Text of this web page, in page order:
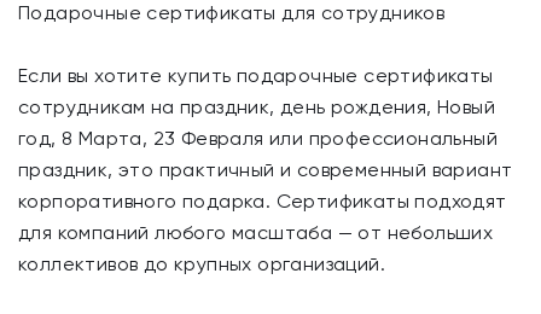
Подарочные сертификаты для сотрудников
Если вы хотите купить подарочные сертификаты
сотрудникам на праздник, день рождения, Новый
год, 8 Марта, 23 Февраля или профессиональный
праздник, это практичный и современный вариант
корпоративного подарка. Сертификаты подходят
для компаний любого масштаба — от небольших
коллективов до крупных организаций.